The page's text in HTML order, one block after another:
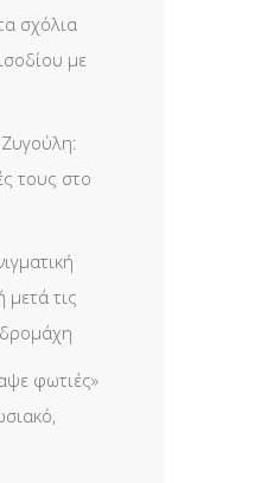
σχόλια
με
τους στο
τις
φωτιές»